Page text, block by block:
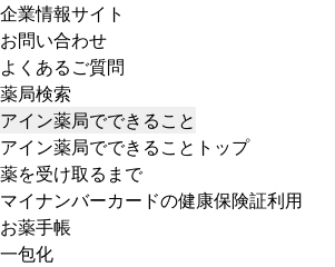
企業情報サイト
お問い合わせ
よくあるご質問
薬局検索
アイン薬局でできること
アイン薬局でできることトップ
薬を受け取るまで
マイナンバーカードの健康保険証利用
お薬手帳
一包化